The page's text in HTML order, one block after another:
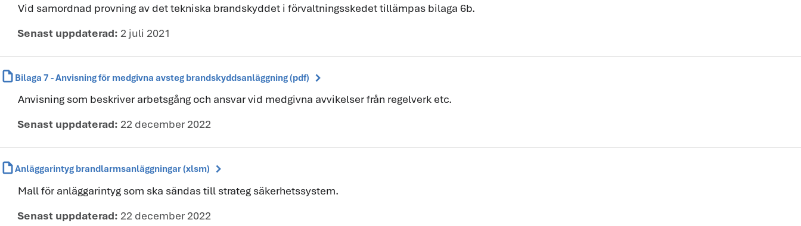
Vid samordnad provning av det tekniska brandskyddet i förvaltningsskedet tillämpas bilaga 6b.
Senast uppdaterad: 2 juli 2021
draft Bilaga 7 - Anvisning för medgivna avsteg brandskyddsanläggning (pdf) chevron_right
Anvisning som beskriver arbetsgång och ansvar vid medgivna avvikelser från regelverk etc.
Senast uppdaterad: 22 december 2022
draftAnläggarintyg brandlarmsanläggningar (xlsm) chevron_right
Mall för anläggarintyg som ska sändas till strateg säkerhetssystem.
Senast uppdaterad: 22 december 2022